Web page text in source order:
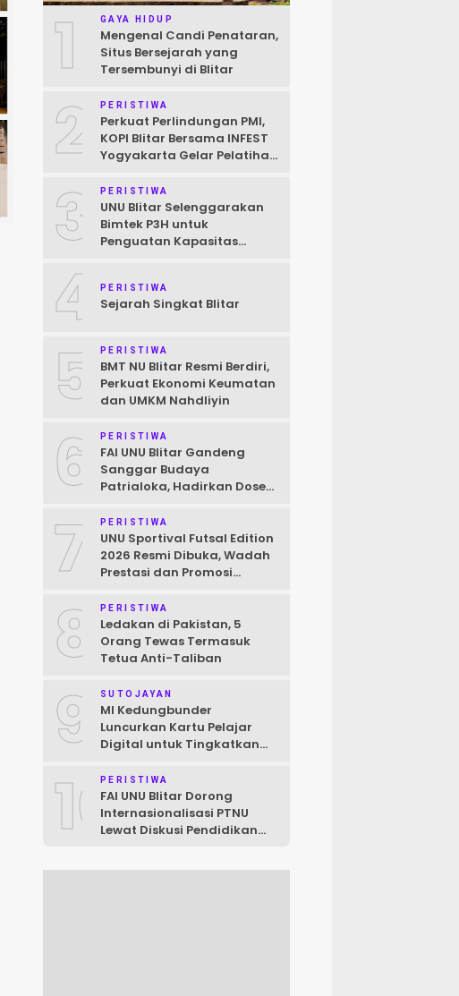
1 GAYA HIDUP
Mengenal Candi Penataran,
Situs Bersejarah yang
Tersembunyi di Blitar
2 PERISTIWA
Perkuat Perlindungan PMI,
KOPI Blitar Bersama INFEST
Yogyakarta Gelar Pelatihan
3 PERISTIWA
UNU Blitar Selenggarakan
Bimtek P3H untuk
Penguatan Kapasitas
4 PERISTIWA
Sejarah Singkat Blitar
5 PERISTIWA
BMT NU Blitar Resmi Berdiri,
Perkuat Ekonomi Keumatan
dan UMKM Nahdliyin
6 PERISTIWA
FAI UNU Blitar Gandeng
Sanggar Budaya
Patrialoka, Hadirkan Dosen
Mahasiswa
7 PERISTIWA
UNU Sportival Futsal Edition
2026 Resmi Dibuka, Wadah
Prestasi dan Promosi
Raya
8 PERISTIWA
Ledakan di Pakistan, 5
Orang Tewas Termasuk
Tetua Anti-Taliban
9 SUTOJAYAN
MI Kedungbunder
Luncurkan Kartu Pelajar
Digital untuk Tingkatkan
Siswa
10PERISTIWA
FAI UNU Blitar Dorong
Internasionalisasi PTNU
Lewat Diskusi Pendidikan